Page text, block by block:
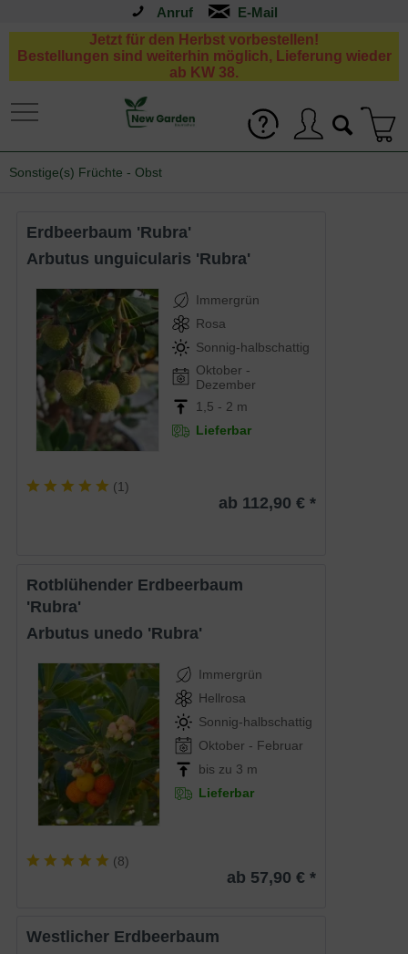
Anruf
Jetzt für den Herbst vorbestellen!
Bestellungen sind weiterhin möglich, Lieferung wieder
ab KW 38.
Sonstige(s) Früchte - Obst
Erdbeerbaum 'Rubra'
Arbutus unguicularis 'Rubra'
Immergrün
Rosa
Sonnig-halbschattig
Oktober -
Dezember
1,5 - 2 m
Lieferbar
(1)
ab 112,90 € *
Rotblühender Erdbeerbaum
'Rubra'
Arbutus unedo 'Rubra'
Immergrün
Hellrosa
Sonnig-halbschattig
Oktober - Februar
bis zu 3 m
Lieferbar
(8)
ab 57,90 € *
Westlicher Erdbeerbaum